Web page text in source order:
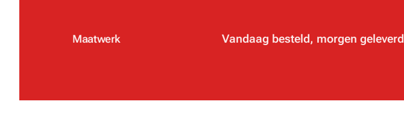
Maatwerk ✔Vandaag besteld, morgen geleverd